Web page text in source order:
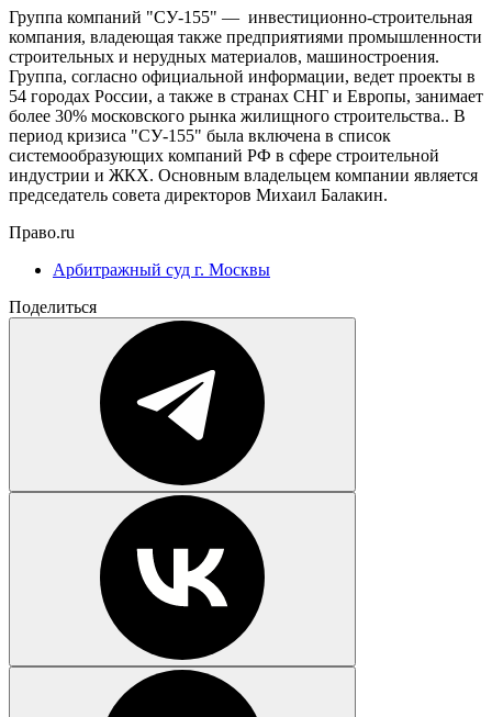
Группа компаний "СУ-155" — инвестиционно-строительная
компания, владеющая также предприятиями промышленности
строительных и нерудных материалов, машиностроения.
Группа, согласно официальной информации, ведет проекты в
54 городах России, а также в странах СНГ и Европы, занимает
более 30% московского рынка жилищного строительства.. В
период кризиса "СУ-155" была включена в список
системообразующих компаний РФ в сфере строительной
индустрии и ЖКХ. Основным владельцем компании является
председатель совета директоров Михаил Балакин.
Право.ru
Арбитражный суд г. Москвы
Поделиться